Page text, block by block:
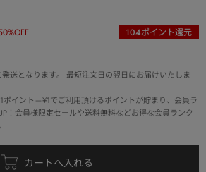
%OFF 104ポイント還元
送となります。 最短注文日の翌日にお届けいたしま
イント＝¥1でご利用頂けるポイントが貯まり、会員ラ
！会員様限定セールや送料無料などお得な会員ランク